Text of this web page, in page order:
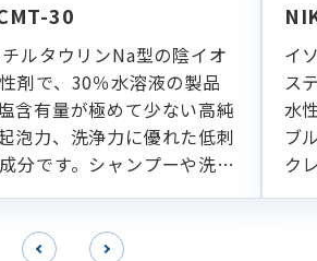
30
ルタウリンNa型の陰イオ
剤で、30％水溶液の製品
含有量が極めて少ない高純
泡力、洗浄力に優れた低刺
分です。シャンプーや洗顔
の各種洗浄製剤に適してい
イ
ス
水
ブ
ク